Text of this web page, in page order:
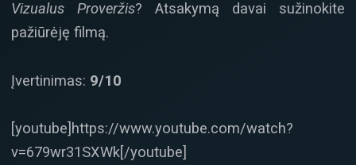
Vizualus Proveržis? Atsakymą davai sužinokite
pažiūrėję filmą.
Įvertinimas: 9/10
[youtube]https://www.youtube.com/watch?
v=679wr31SXWk[/youtube]